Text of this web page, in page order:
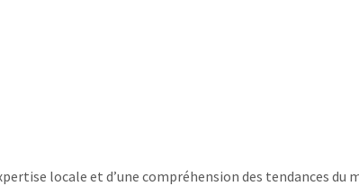
locale et d’une compréhension des tendances du